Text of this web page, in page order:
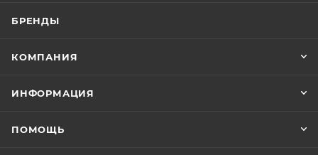
Фактом подтверждения покупки будет считаться
БРЕНДЫ
КОМПАНИЯ
ИНФОРМАЦИЯ
ПОМОЩЬ